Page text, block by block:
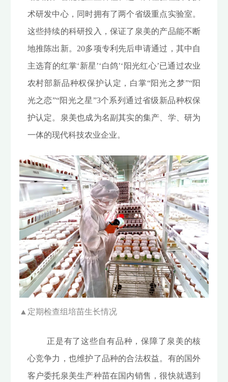
术研发中心，同时拥有了两个省级重点实验室。
这些持续的科研投入，保证了泉美的产品能不断
地推陈出新。20多项专利先后申请通过，其中自
主选育的红掌‘新星’‘白鸽’‘阳光红心’已通过农业
农村部新品种权保护认定，白掌“阳光之梦”“阳
光之恋”“阳光之星”3个系列通过省级新品种权保
护认定。泉美也成为名副其实的集产、学、研为
一体的现代科技农业企业。
▲ 定期检查组培苗生长情况
正是有了这些自有品种，保障了泉美的核
心竞争力，也维护了品种的合法权益。有的国外
客户委托泉美生产种苗在国内销售，很快就遇到